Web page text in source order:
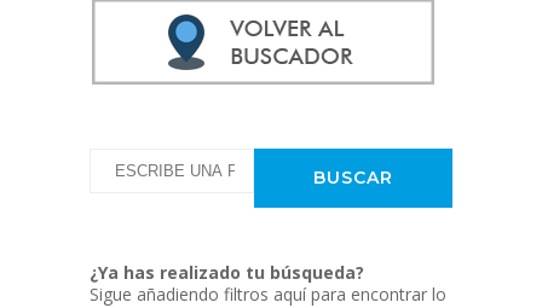
¿Ya has realizado tu búsqueda?
Sigue añadiendo filtros aquí para encontrar lo